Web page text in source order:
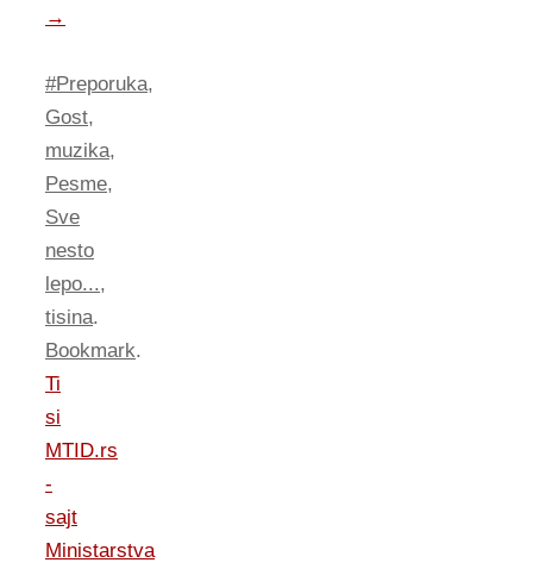
→
#Preporuka,
Gost,
muzika,
Pesme,
Sve
nesto
lepo...,
tisina.
Bookmark.
Ti
si
MTID.rs
-
sajt
Ministarstva